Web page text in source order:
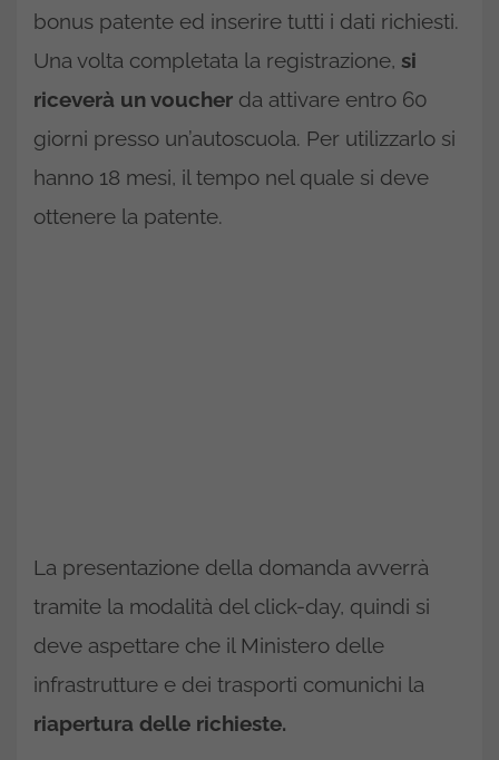
bonus patente ed inserire tutti i dati richiesti.
Una volta completata la registrazione, si
riceverà un voucher da attivare entro 60
giorni presso un’autoscuola. Per utilizzarlo si
hanno 18 mesi, il tempo nel quale si deve
ottenere la patente.
La presentazione della domanda avverrà
tramite la modalità del click-day, quindi si
deve aspettare che il Ministero delle
infrastrutture e dei trasporti comunichi la
riapertura delle richieste.